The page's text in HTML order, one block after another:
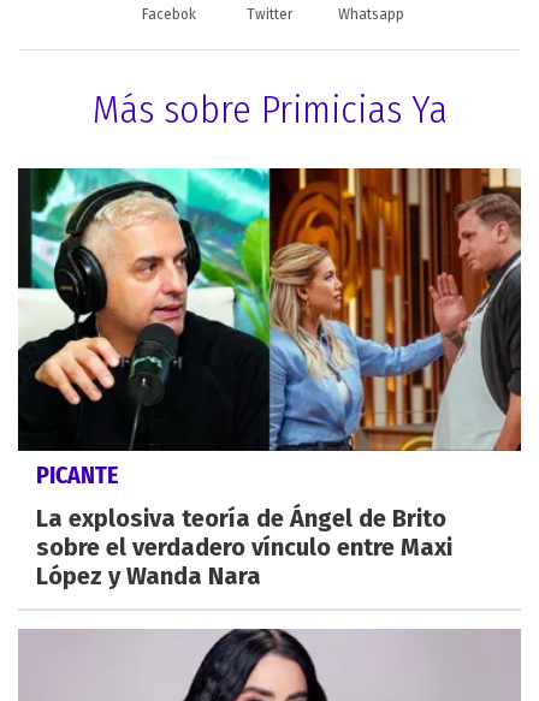
Facebok Twitter Whatsapp
Más sobre Primicias Ya
PICANTE
La explosiva teoría de Ángel de Brito
sobre el verdadero vínculo entre Maxi
López y Wanda Nara